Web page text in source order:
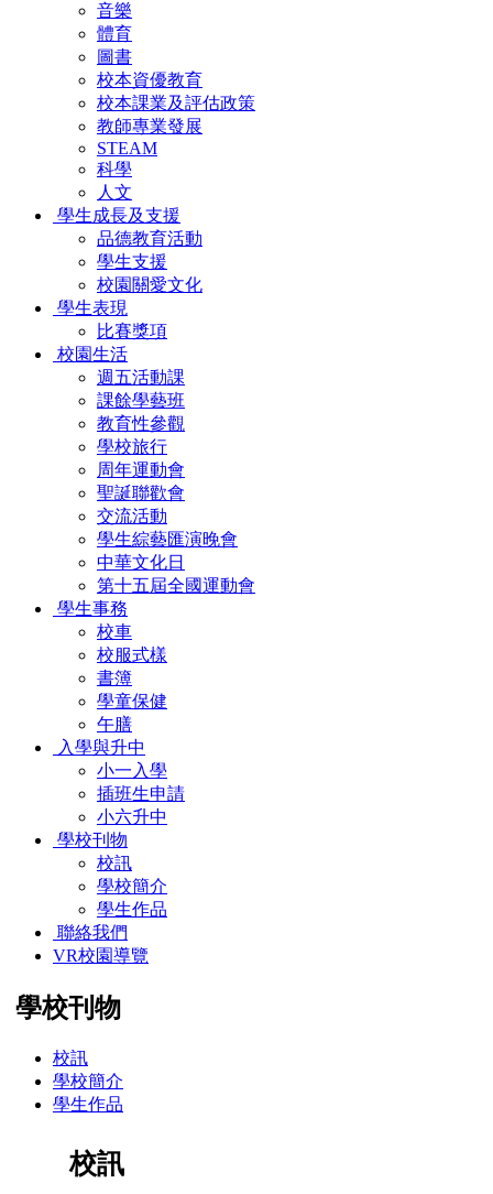
音樂
體育
圖書
校本資優教育
校本課業及評估政策
教師專業發展
STEAM
科學
人文
學生成長及支援
品德教育活動
學生支援
校園關愛文化
學生表現
比賽獎項
校園生活
週五活動課
課餘學藝班
教育性參觀
學校旅行
周年運動會
聖誕聯歡會
交流活動
學生綜藝匯演晚會
中華文化日
第十五屆全國運動會
學生事務
校車
校服式樣
書簿
學童保健
午膳
入學與升中
小一入學
插班生申請
小六升中
學校刊物
校訊
學校簡介
學生作品
聯絡我們
VR校園導覽
學校刊物
校訊
學校簡介
學生作品
校訊